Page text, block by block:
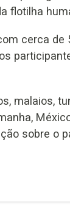
flotilha
cerca de
malaios,
sobre o